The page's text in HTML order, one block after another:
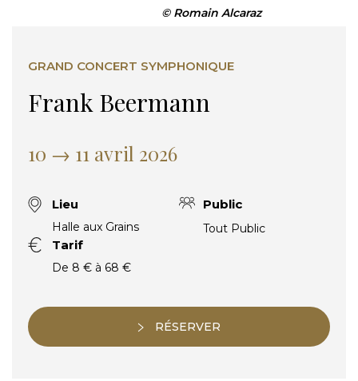
© Romain Alcaraz
Frank Beermann
GRAND CONCERT SYMPHONIQUE
10 → 11 avril 2026
Lieu
Halle aux Grains
Public
Tout Public
Tarif
De 8 € à 68 €
RÉSERVER